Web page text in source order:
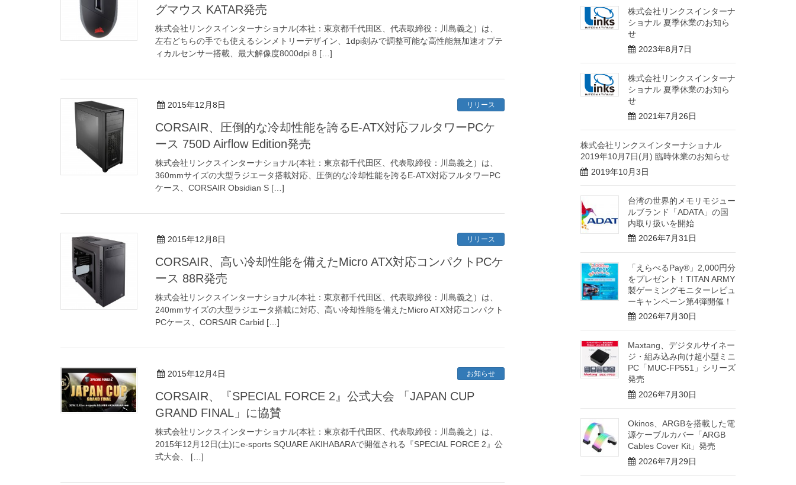
グマウス KATAR発売
株式会社リンクスインターナショナル(本社：東京都千代田区、代表取締役：川島義之）は、
左右どちらの手でも使えるシンメトリーデザイン、1dpi刻みで調整可能な高性能無加速オプテ
ィカルセンサー搭載、最大解像度8000dpi 8 […]
2015年12月8日 リリース
CORSAIR、圧倒的な冷却性能を誇るE-ATX対応フルタワーPCケ
ース 750D Airflow Edition発売
株式会社リンクスインターナショナル(本社：東京都千代田区、代表取締役：川島義之）は、
360mmサイズの大型ラジエータ搭載対応、圧倒的な冷却性能を誇るE-ATX対応フルタワーPC
ケース、CORSAIR Obsidian S […]
2015年12月8日 リリース
CORSAIR、高い冷却性能を備えたMicro ATX対応コンパクトPCケ
ース 88R発売
株式会社リンクスインターナショナル(本社：東京都千代田区、代表取締役：川島義之）は、
240mmサイズの大型ラジエータ搭載に対応、高い冷却性能を備えたMicro ATX対応コンパクト
PCケース、CORSAIR Carbid […]
2015年12月4日 お知らせ
CORSAIR、『SPECIAL FORCE 2』公式大会 「JAPAN CUP
GRAND FINAL」に協賛
株式会社リンクスインターナショナル(本社：東京都千代田区、代表取締役：川島義之）は、
2015年12月12日(土)にe-sports SQUARE AKIHABARAで開催される『SPECIAL FORCE 2』公
式大会、 […]
株式会社リンクスインターナ
ショナル 夏季休業のお知ら
せ
2023年8月7日
株式会社リンクスインターナ
ショナル 夏季休業のお知ら
せ
2021年7月26日
株式会社リンクスインターナショナル
2019年10月7日(月) 臨時休業のお知らせ
2019年10月3日
台湾の世界的メモリモジュー
ルブランド「ADATA」の国
内取り扱いを開始
2026年7月31日
「えらべるPay®」2,000円分
をプレゼント！TITAN ARMY
製ゲーミングモニターレビュ
ーキャンペーン第4弾開催！
2026年7月30日
Maxtang、デジタルサイネー
ジ・組み込み向け超小型ミニ
PC「MUC-FP551」シリーズ
発売
2026年7月30日
Okinos、ARGBを搭載した電
源ケーブルカバー「ARGB
Cables Cover Kit」発売
2026年7月29日